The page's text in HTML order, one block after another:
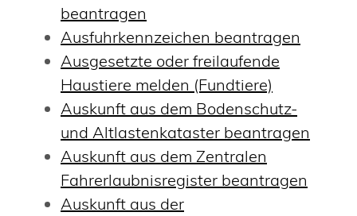
beantragen
Ausfuhrkennzeichen beantragen
Ausgesetzte oder freilaufende
Haustiere melden (Fundtiere)
Auskunft aus dem Bodenschutz-
und Altlastenkataster beantragen
Auskunft aus dem Zentralen
Fahrerlaubnisregister beantragen
Auskunft aus der